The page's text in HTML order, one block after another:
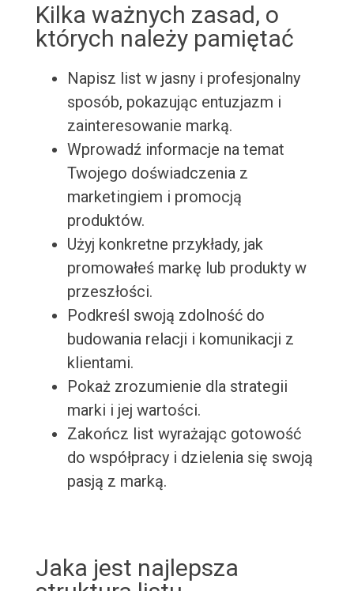
Kilka ważnych zasad, o
których należy pamiętać
Napisz list w jasny i profesjonalny
sposób, pokazując entuzjazm i
zainteresowanie marką.
Wprowadź informacje na temat
Twojego doświadczenia z
marketingiem i promocją
produktów.
Użyj konkretne przykłady, jak
promowałeś markę lub produkty w
przeszłości.
Podkreśl swoją zdolność do
budowania relacji i komunikacji z
klientami.
Pokaż zrozumienie dla strategii
marki i jej wartości.
Zakończ list wyrażając gotowość
do współpracy i dzielenia się swoją
pasją z marką.
Jaka jest najlepsza